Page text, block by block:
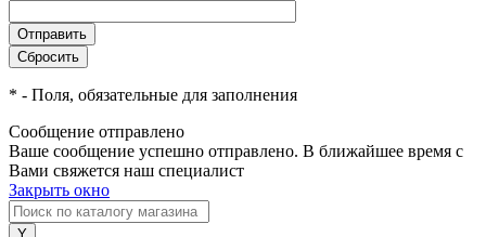
* - Поля, обязательные для заполнения
Сообщение отправлено
Ваше сообщение успешно отправлено. В ближайшее время с
Вами свяжется наш специалист
Закрыть окно